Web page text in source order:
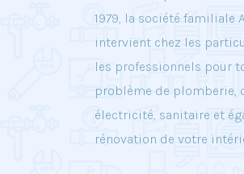
1979, la société familiale
intervient chez les
les professionnels pour
problème de plomberie,
électricité, sanitaire et
rénovation de votre